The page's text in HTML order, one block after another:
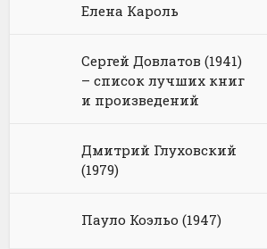
Елена Кароль
Сергей Довлатов (1941)
– список лучших книг
и произведений
Дмитрий Глуховский
(1979)
Пауло Коэльо (1947)